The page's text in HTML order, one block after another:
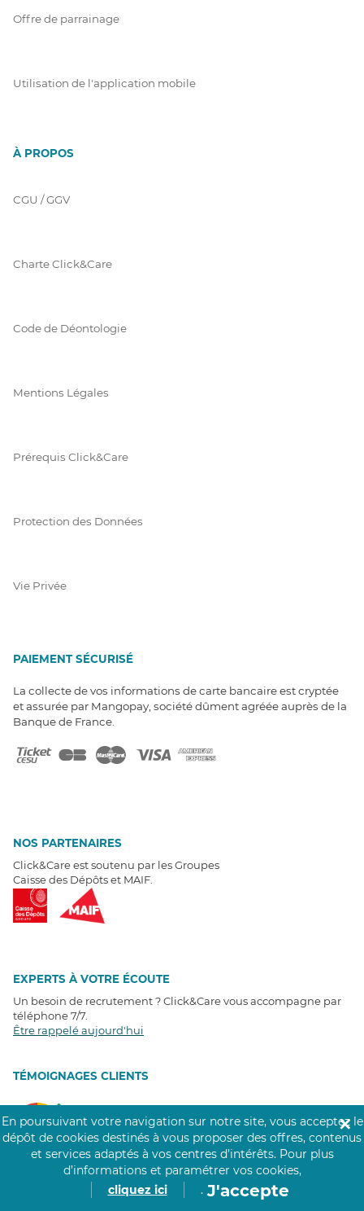
Offre de parrainage
Utilisation de l'application mobile
À PROPOS
CGU / GGV
Charte Click&Care
Code de Déontologie
Mentions Légales
Prérequis Click&Care
Protection des Données
Vie Privée
PAIEMENT SÉCURISÉ
La collecte de vos informations de carte bancaire est cryptée
et assurée par Mangopay, société dûment agréée auprès de la
Banque de France.
NOS PARTENAIRES
Click&Care est soutenu par les Groupes
Caisse des Dépôts et MAIF.
EXPERTS À VOTRE ÉCOUTE
Un besoin de recrutement ? Click&Care vous accompagne par
téléphone 7/7
Être rappelé aujourd'hui
TÉMOIGNAGES CLIENTS
Avis clientsrécoltés sur
Google
En poursuivant votre navigation sur notre site, vous acceptez le
dépôt de cookies destinés à vous proposer des offres, contenus
et services adaptés à vos centres d’intérêts. Pour plus
d’informations et paramétrer vos cookies,
cliquez ici
. J'accepte
✕